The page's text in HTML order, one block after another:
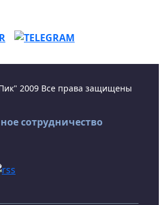
2009 Все права защищены
сотрудничество